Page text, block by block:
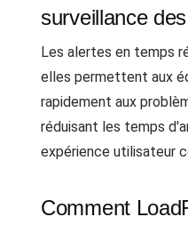
surveillance
Les alertes en temps
elles permettent aux
rapidement aux
réduisant les temps
expérience utilisateur
Comment